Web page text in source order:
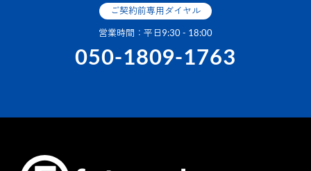
ご契約前専用ダイヤル
営業時間：平日9:30 - 18:00
050-1809-1763